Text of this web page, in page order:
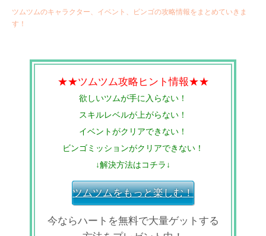
ツムツムのキャラクター、イベント、ビンゴの攻略情報をまとめていきま
す！
★★ツムツム攻略ヒント情報★★
欲しいツムが手に入らない！
スキルレベルが上がらない！
イベントがクリアできない！
ビンゴミッションがクリアできない！
↓解決方法はコチラ↓
ツムツムをもっと楽しむ！
今ならハートを無料で大量ゲットする